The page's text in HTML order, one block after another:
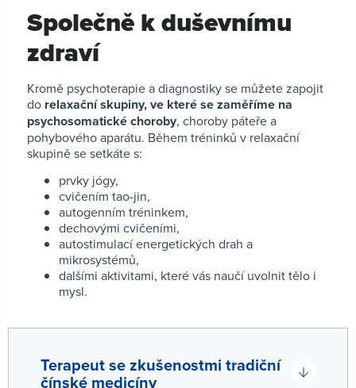
Společně k duševnímu
zdraví
Kromě psychoterapie a diagnostiky se můžete zapojit
do relaxační skupiny, ve které se zaměříme na
psychosomatické choroby, choroby páteře a
pohybového aparátu. Během tréninků v relaxační
skupině se setkáte s:
prvky jógy,
cvičením tao-jin,
autogenním tréninkem,
dechovými cvičeními,
autostimulací energetických drah a
mikrosystémů,
dalšími aktivitami, které vás naučí uvolnit tělo i
mysl.
Terapeut se zkušenostmi tradiční
čínské medicíny